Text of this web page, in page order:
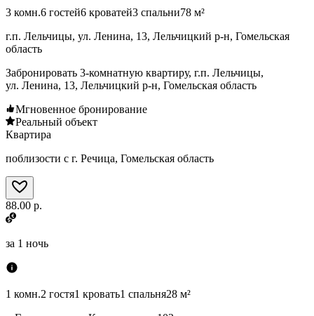
3 комн.6 гостей6 кроватей3 спальни78 м²
г.п. Лельчицы, ул. Ленина, 13, Лельчицкий р-н, Гомельская
область
Забронировать 3-комнатную квартиру, г.п. Лельчицы,
ул. Ленина, 13, Лельчицкий р-н, Гомельская область
Мгновенное бронирование
Реальный объект
Квартира
поблизости с г. Речица, Гомельская область
88.00 р.
за 1 ночь
1 комн.2 гостя1 кровать1 спальня28 м²